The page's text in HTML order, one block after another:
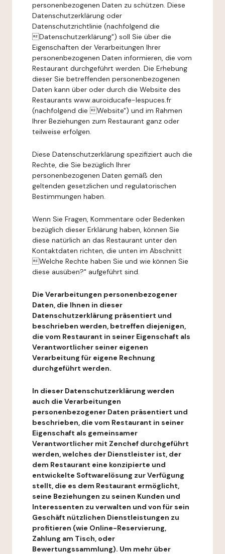
personenbezogenen Daten zu schützen. Diese
Datenschutzerklärung oder
Datenschutzrichtlinie (nachfolgend die
Datenschutzerklärung") soll Sie über die
Eigenschaften der Verarbeitungen Ihrer
personenbezogenen Daten informieren, die vom
Restaurant durchgeführt werden. Die Erhebung
dieser Sie betreffenden personenbezogenen
Daten kann über oder durch die Website des
Restaurants www.auroiducafe-lespuces.fr
(nachfolgend die Website") und im Rahmen
Ihrer Beziehungen zum Restaurant ganz oder
teilweise erfolgen.
Diese Datenschutzerklärung spezifiziert auch die
Rechte, die Sie bezüglich Ihrer
personenbezogenen Daten gemäß den
geltenden gesetzlichen und regulatorischen
Bestimmungen haben.
Wenn Sie Fragen, Kommentare oder Bedenken
bezüglich dieser Erklärung haben, können Sie
diese natürlich an das Restaurant unter den
Kontaktdaten richten, die unten im Abschnitt
Welche Rechte haben Sie und wie können Sie
diese ausüben?" aufgeführt sind.
Die Verarbeitungen personenbezogener
Daten, die Ihnen in dieser
Datenschutzerklärung präsentiert und
beschrieben werden, betreffen diejenigen,
die vom Restaurant in seiner Eigenschaft als
Verantwortlicher seiner eigenen
Verarbeitung für eigene Rechnung
durchgeführt werden.
In dieser Datenschutzerklärung werden
auch die Verarbeitungen
personenbezogener Daten präsentiert und
beschrieben, die vom Restaurant in seiner
Eigenschaft als gemeinsamer
Verantwortlicher mit Zenchef durchgeführt
werden, welches der Dienstleister ist, der
dem Restaurant eine konzipierte und
entwickelte Softwarelösung zur Verfügung
stellt, die es dem Restaurant ermöglicht,
seine Beziehungen zu seinen Kunden und
Interessenten zu verwalten und von für sein
Geschäft nützlichen Dienstleistungen zu
profitieren (wie Online-Reservierung,
Zahlung am Tisch, oder
Bewertungssammlung). Um mehr über